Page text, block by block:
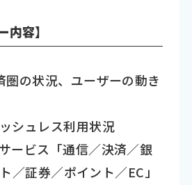
内容】
圏の状況、ユーザーの動き
シュレス利用状況
ービス「通信／決済／銀
／証券／ポイント／EC」